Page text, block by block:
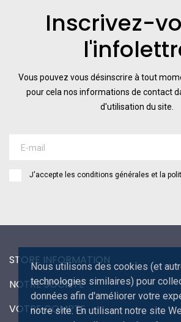
Nous utilisons des cookies (et
technologies similaires) pour
données afin d'améliorer votre
notre site. En utilisant notre site
Inscrivez-
Vous pouvez vous désinscrire à tout
pour cela nos informations de contact
d'utilisation du site.
J'accepte les conditions générales et la
STORE INFORMATION
NOTRE SOCIÉTÉ
VOTRE COMPTE